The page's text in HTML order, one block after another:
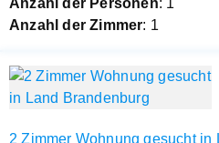
Anzahl der Personen: 1
Anzahl der Zimmer: 1
2 Zimmer Wohnung gesucht in